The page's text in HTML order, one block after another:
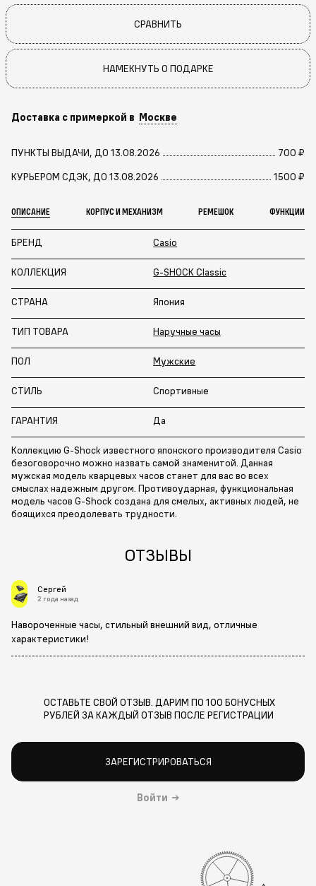
СРАВНИТЬ
НАМЕКНУТЬ О ПОДАРКЕ
Доставка с примеркой в Москве
ПУНКТЫ ВЫДАЧИ, ДО 13.08.2026
700 ₽
КУРЬЕРОМ СДЭК, ДО 13.08.2026
1500 ₽
ОПИСАНИЕ КОРПУС И МЕХАНИЗМ РЕМЕШОК ФУНКЦИИ
БРЕНД Casio
КОЛЛЕКЦИЯ G-SHOCK Classic
СТРАНА Япония
ТИП ТОВАРА Наручные часы
ПОЛ Мужские
СТИЛЬ Спортивные
ГАРАНТИЯ Да
Коллекцию G-Shock известного японского производителя Casio
безоговорочно можно назвать самой знаменитой. Данная
мужская модель кварцевых часов станет для вас во всех
смыслах надежным другом. Противоударная, функциональная
модель часов G-Shock создана для смелых, активных людей, не
боящихся преодолевать трудности.
ОТЗЫВЫ
Сергей
2 года назад
Навороченные часы, стильный внешний вид, отличные
характеристики!
ОСТАВЬТЕ СВОЙ ОТЗЫВ. ДАРИМ ПО 100 БОНУСНЫХ
РУБЛЕЙ ЗА КАЖДЫЙ ОТЗЫВ ПОСЛЕ РЕГИСТРАЦИИ
ЗАРЕГИСТРИРОВАТЬСЯ
Войти →